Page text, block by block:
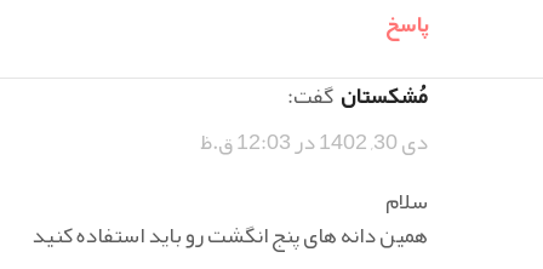
پاسخ
مُشکستانگفت:
دی 30, 1402 در 12:03 ق.ظ
سلام
همین دانه های پنج انگشت رو باید استفاده کنید